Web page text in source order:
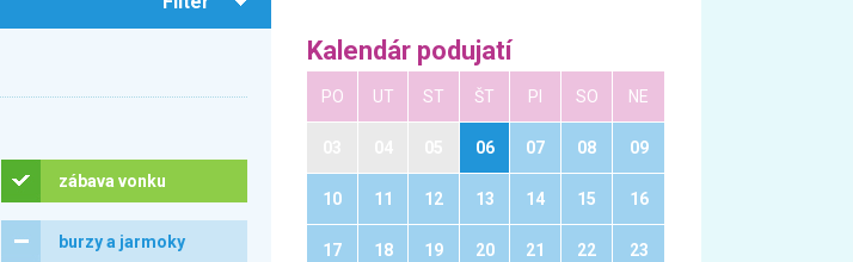
zábava vonku
burzy a jarmoky
Kalendár podujatí
PO UT ST ŠT PI SO NE
06 07 08 09
10 11 12 13 14 15 16
17 18 19 20 21 22 23